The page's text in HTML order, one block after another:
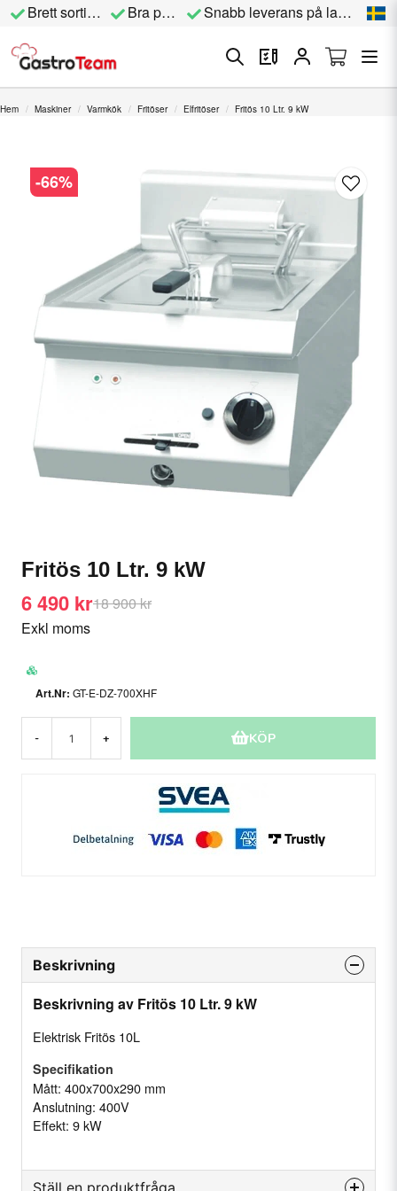
Brett sortiment Bra priser Snabb leverans på lagervara
Hem Maskiner Varmkök Fritöser Elfritöser Fritös 10 Ltr. 9 kW
-66%
Fritös 10 Ltr. 9 kW
18 900 kr
6 490 kr
Exkl moms
GT-E-DZ-700XHF
- + KÖP
Beskrivning
Beskrivning av Fritös 10 Ltr. 9 kW
Elektrisk Fritös 10L
Specifikation
Mått: 400x700x290 mm
Anslutning: 400V
Effekt: 9 kW